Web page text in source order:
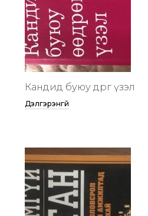
Кандид буюу өөдрөг үзэл
Дэлгэрэнгүй